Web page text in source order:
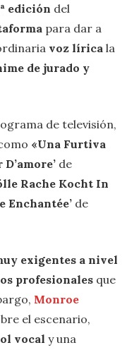
edición del
para dar a
voz lírica la
de jurado y
de televisión,
«Una Furtiva
D’amore’ de
Rache Kocht In
Enchantée’ de
exigentes a nivel
profesionales que
Monroe
el escenario,
vocal y una